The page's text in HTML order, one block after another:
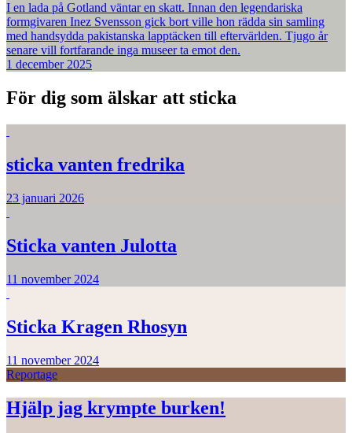
I en lada på Gotland väntar en skatt. Innan den legendariska
formgivaren Inez Svensson gick bort ville hon rädda sin samling
med handsydda pakistanska lapptäcken till eftervärlden. Tjugo år
senare vill fortfarande inga museer ta emot den.
1 december 2025
För dig som älskar att sticka
sticka vanten fredrika
23 januari 2026
Sticka vanten Julotta
11 november 2024
Sticka Kragen Rhosyn
11 november 2024
Reportage
Hjälp jag krympte burken!